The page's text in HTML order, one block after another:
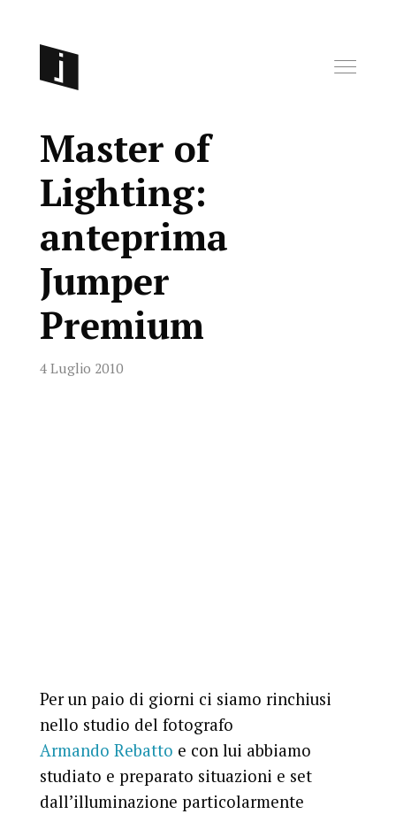
Master of
Lighting:
anteprima
Jumper
Premium
4 Luglio 2010
Per un paio di giorni ci siamo rinchiusi
nello studio del fotografo
Armando Rebatto e con lui abbiamo
studiato e preparato situazioni e set
dall’illuminazione particolarmente